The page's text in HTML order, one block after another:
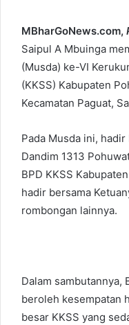
MBharGoNews.com,
Saipul A Mbuinga
(Musda) ke-VI
(KKSS) Kabupaten
Kecamatan Paguat,
Pada Musda ini,
Dandim 1313
BPD KKSS
hadir bersama
rombongan lainnya.
Dalam sambutannya,
beroleh kesempatan
besar KKSS yang